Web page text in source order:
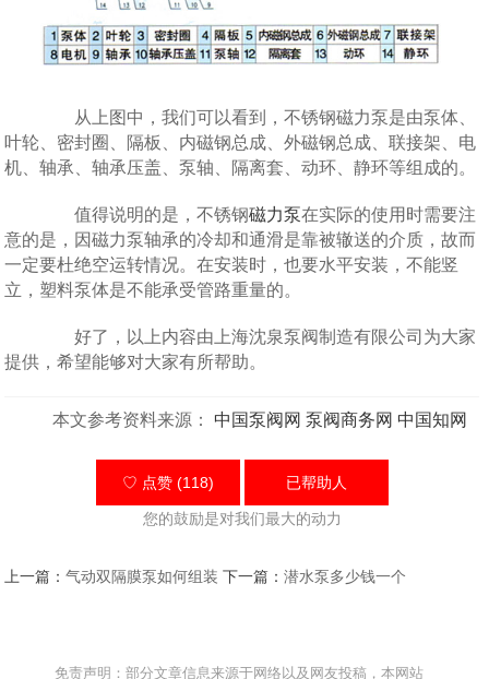
从上图中，我们可以看到，不锈钢磁力泵是由泵体、
叶轮、密封圈、隔板、内磁钢总成、外磁钢总成、联接架、电
机、轴承、轴承压盖、泵轴、隔离套、动环、静环等组成的。
值得说明的是，不锈钢磁力泵在实际的使用时需要注
意的是，因磁力泵轴承的冷却和通滑是靠被辙送的介质，故而
一定要杜绝空运转情况。在安装时，也要水平安装，不能竖
立，塑料泵体是不能承受管路重量的。
好了，以上内容由上海沈泉泵阀制造有限公司为大家
提供，希望能够对大家有所帮助。
本文参考资料来源： 中国泵阀网 泵阀商务网 中国知网
♡ 点赞 (118) 已帮助人
您的鼓励是对我们最大的动力
上一篇：气动双隔膜泵如何组装 下一篇：潜水泵多少钱一个
免责声明：部分文章信息来源于网络以及网友投稿，本网站